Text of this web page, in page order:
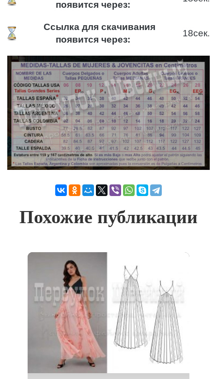
появится через:
Ссылка для скачивания
появится через:
17сек.
Похожие публикации